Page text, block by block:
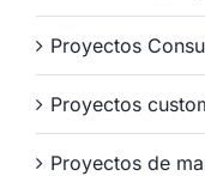
Proyectos
Proyectos
Proyectos de